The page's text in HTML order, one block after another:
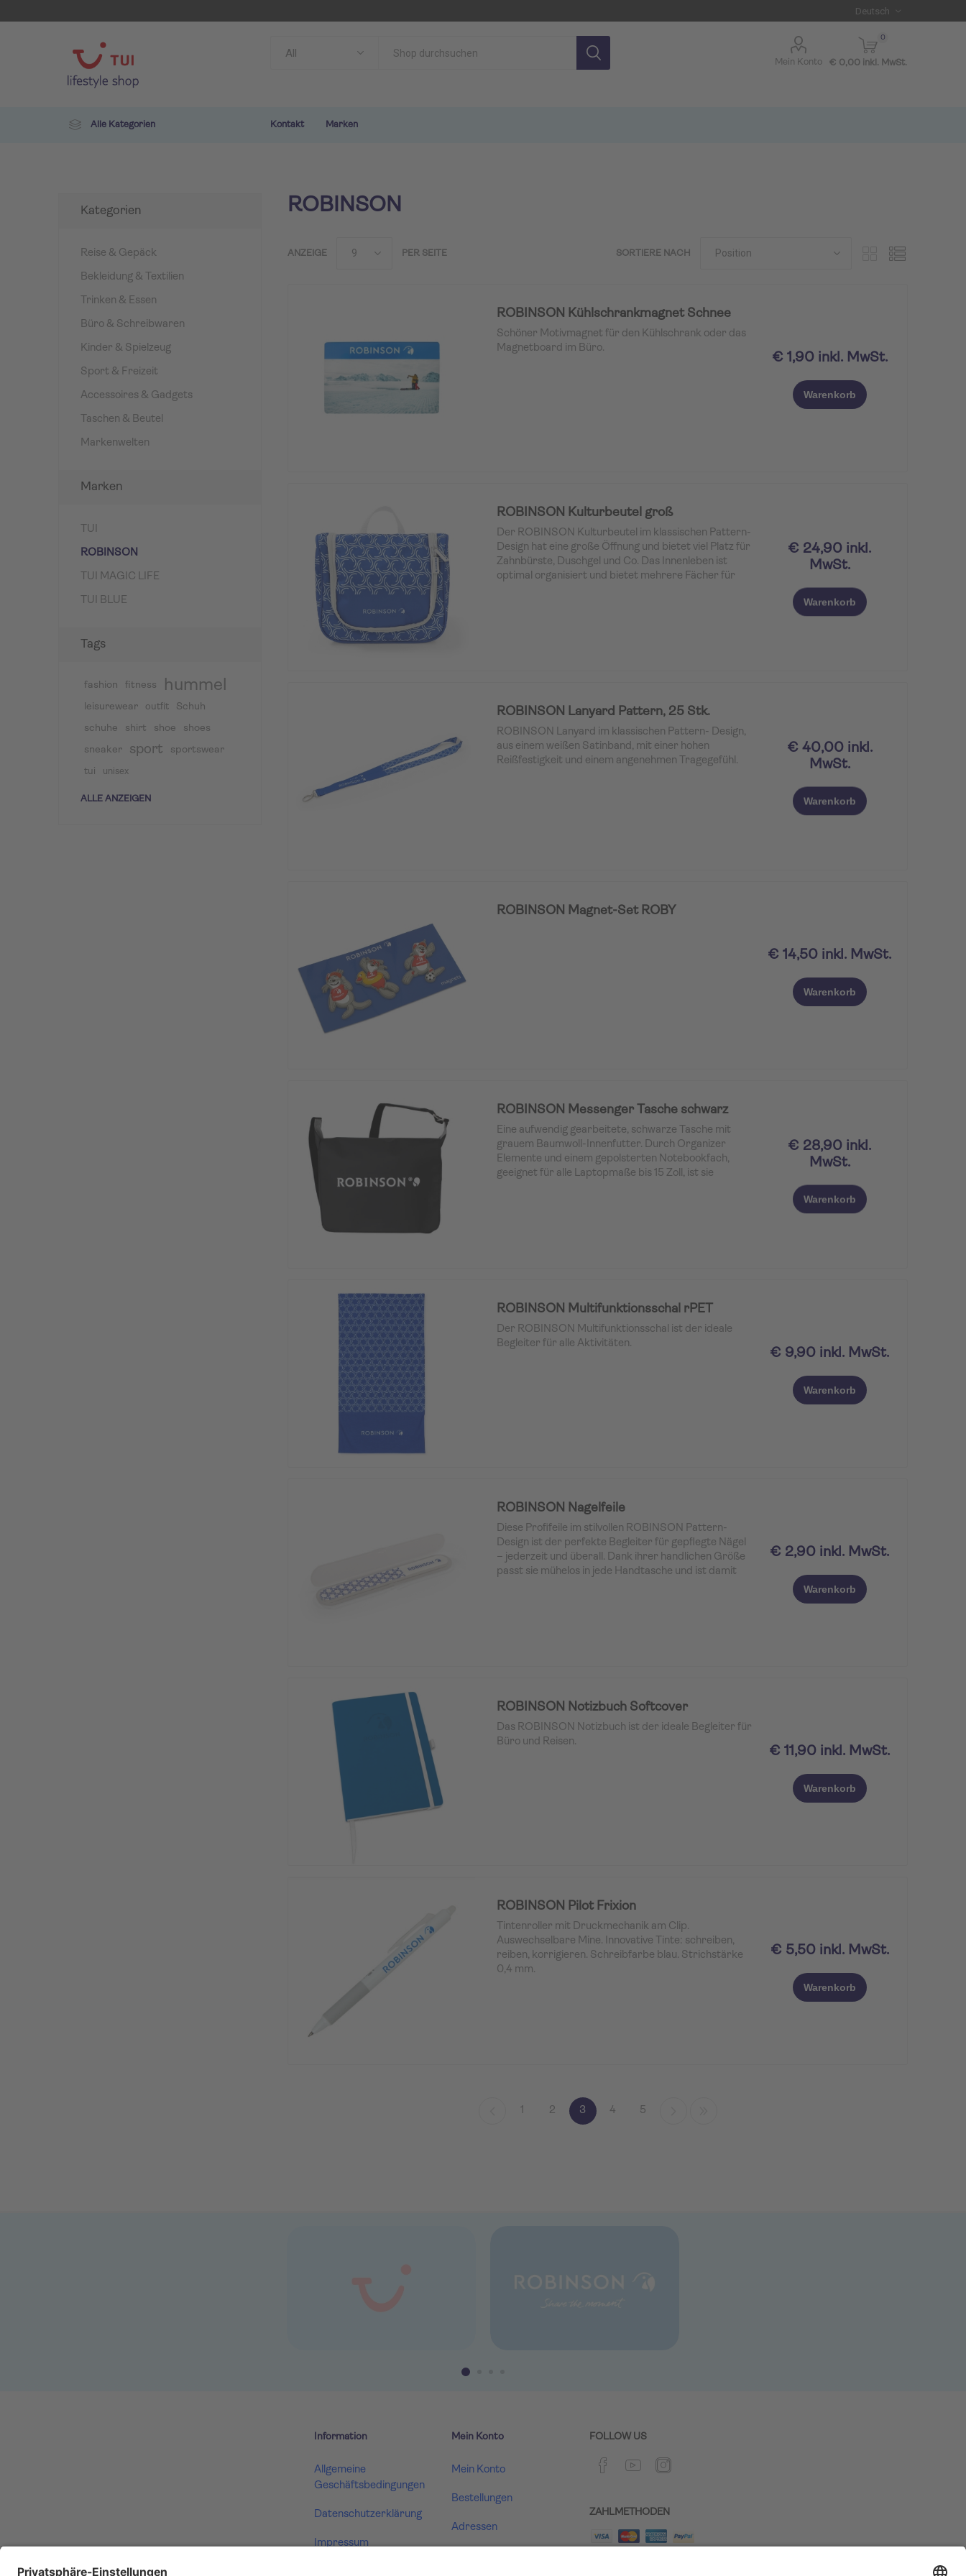
Mein Konto
0
€ 0,00 inkl. MwSt.
Alle Kategorien Kontakt Marken
ROBINSON
SORTIERE NACH
ANZEIGE PER SEITE
ROBINSON Kühlschrankmagnet Schnee
Schöner Motivmagnet für den Kühlschrank oder das
Magnetboard im Büro.
€ 1,90 inkl. MwSt.
Warenkorb
ROBINSON Kulturbeutel groß
Der ROBINSON Kulturbeutel im klassischen Pattern-
Design hat eine große Öffnung und bietet viel Platz für
Zahnbürste, Duschgel und Co. Das Innenleben ist
optimal organisiert und bietet mehrere Fächer für
€ 24,90 inkl.
MwSt.
Warenkorb
ROBINSON Lanyard Pattern, 25 Stk.
ROBINSON Lanyard im klassischen Pattern- Design,
aus einem weißen Satinband, mit einer hohen
Reißfestigkeit und einem angenehmen Tragegefühl.
€ 40,00 inkl.
MwSt.
Warenkorb
ROBINSON Magnet-Set ROBY
€ 14,50 inkl. MwSt.
Warenkorb
ROBINSON Messenger Tasche schwarz
Eine aufwendig gearbeitete, schwarze Tasche mit
grauem Baumwoll-Innenfutter. Durch Organizer
Elemente und einem gepolsterten Notebookfach,
geeignet für alle Laptopmaße bis 15 Zoll, ist sie
€ 28,90 inkl.
MwSt.
Warenkorb
ROBINSON Multifunktionsschal rPET
Der ROBINSON Multifunktionsschal ist der ideale
Begleiter für alle Aktivitäten.
€ 9,90 inkl. MwSt.
Warenkorb
ROBINSON Nagelfeile
Diese Profifeile im stilvollen ROBINSON Pattern-
Design ist der perfekte Begleiter für gepflegte Nägel
– jederzeit und überall. Dank ihrer handlichen Größe
passt sie mühelos in jede Handtasche und ist damit
Farbe:Weiß / Blau
€ 2,90 inkl. MwSt.
Warenkorb
ROBINSON Notizbuch Softcover
Das ROBINSON Notizbuch ist der ideale Begleiter für
Büro und Reisen.
€ 11,90 inkl. MwSt.
Warenkorb
ROBINSON Pilot Frixion
Tintenroller mit Druckmechanik am Clip.
Auswechselbare Mine. Innovative Tinte: schreiben,
reiben, korrigieren. Schreibfarbe blau. Strichstärke
0,4 mm.
€ 5,50 inkl. MwSt.
Warenkorb
1 2 3 4 5
Kategorien
Reise & Gepäck
Bekleidung & Textilien
Trinken & Essen
Büro & Schreibwaren
Kinder & Spielzeug
Sport & Freizeit
Accessoires & Gadgets
Taschen & Beutel
Markenwelten
Marken
TUI
ROBINSON
TUI MAGIC LIFE
TUI BLUE
Tags
fashion fitness hummel
leisurewear outfit
Schuh
schuhe
shirt shoe
shoes
sneaker
sport sportswear
tui unisex
ALLE ANZEIGEN
Information
Allgemeine
Geschäftsbedingungen
Datenschutzerklärung
Impressum
Mein Konto
Mein Konto
Bestellungen
Adressen
FOLLOW US
ZAHLMETHODEN